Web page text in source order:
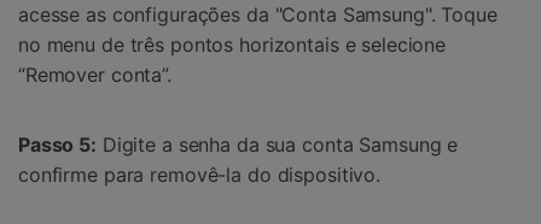
acesse as configurações da "Conta Samsung". Toque
no menu de três pontos horizontais e selecione
“Remover conta”.
Passo 5: Digite a senha da sua conta Samsung e
confirme para removê-la do dispositivo.